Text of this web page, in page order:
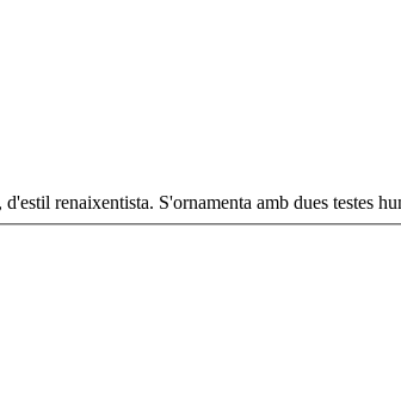
renaixentista. S'ornamenta amb dues testes